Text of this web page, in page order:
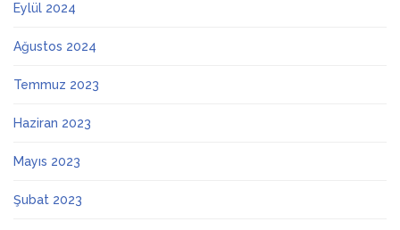
Eylül 2024
Ağustos 2024
Temmuz 2023
Haziran 2023
Mayıs 2023
Şubat 2023